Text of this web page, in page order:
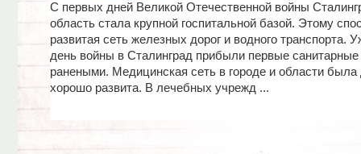
С первых дней Великой Отечественной войны
область стала крупной госпитальной базой. Этому
развитая сеть железных дорог и водного транспорта.
день войны в Сталинград прибыли первые санитарные
ранеными. Медицинская сеть в городе и области была
хорошо развита. В лечебных учрежд ...